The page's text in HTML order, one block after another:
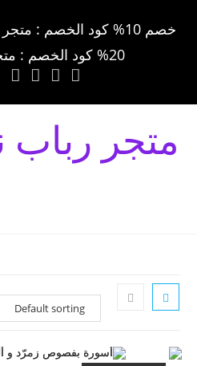
20% كود الخصم : متجر رباب نت 20
متجر